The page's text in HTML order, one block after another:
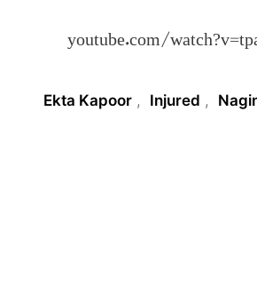
youtube.com/
Ekta Kapoor , Injured ,